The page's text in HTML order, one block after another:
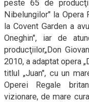
peste 65 de
Nibelungilor" la Opera
la Covent Garden a
Oneghin", iar de
producţiilor„Don
2010, a adaptat opera
titlul „Juan", cu un
Operei Regale
vizionare, de mare